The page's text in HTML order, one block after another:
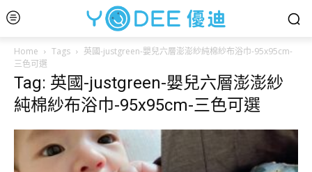
Home Tags
英國-justgreen-嬰兒六層澎澎紗純棉紗布浴巾-95x95cm-
三色可選
Tag: 英國-justgreen-嬰兒六層澎澎紗
純棉紗布浴巾-95x95cm-三色可選